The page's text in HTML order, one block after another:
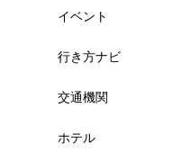
イベント
行き方ナビ
交通機関
ホテル